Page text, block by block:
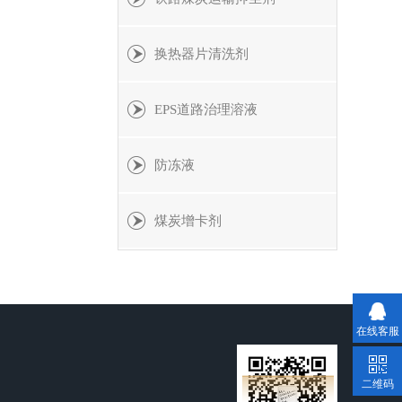
换热器片清洗剂
EPS道路治理溶液
防冻液
煤炭增卡剂
在线客服
二维码